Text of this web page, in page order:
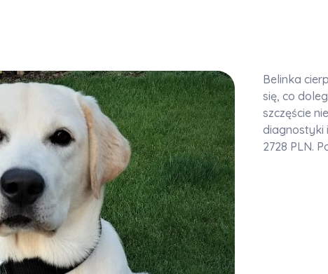
Belinka
się, co
szczęście
diagnostyki
2728 PLN.